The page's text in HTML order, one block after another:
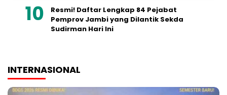
Resmi! Daftar Lengkap 84 Pejabat
Pemprov Jambi yang Dilantik Sekda
Sudirman Hari Ini
INTERNASIONAL